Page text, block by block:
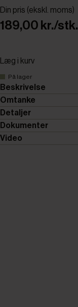
Din pris (ekskl. moms)
189,00 kr./stk.
Læg i kurv
På lager
Beskrivelse
Omtanke
Detaljer
Dokumenter
Video